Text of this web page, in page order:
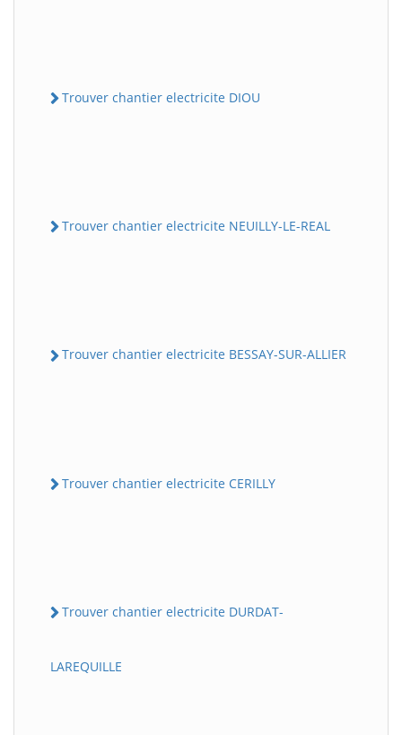
Trouver chantier electricite DIOU
Trouver chantier electricite NEUILLY-LE-REAL
Trouver chantier electricite BESSAY-SUR-ALLIER
Trouver chantier electricite CERILLY
Trouver chantier electricite DURDAT-
LAREQUILLE